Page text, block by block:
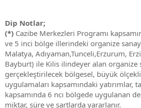
Dip Notlar;
(*) Cazibe Merkezleri Programı
ve 5 inci bölge illerindeki organize
Malatya, Adıyaman,Tunceli,Erzurum,
Bayburt) ile Kilis ilindeyer alan organize
gerçekleştirilecek bölgesel, büyük
uygulamaları kapsamındaki yatırımlar,
kapsamında 6 ncı bölgede uygulanan
miktar, süre ve şartlarda yararlanır.